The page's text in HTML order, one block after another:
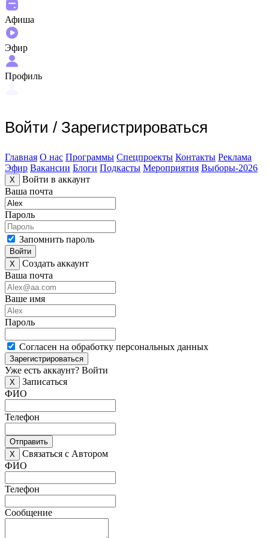
Афиша
Эфир
Профиль
Войти / Зарегистрироваться
Главная О нас Программы Спецпроекты Контакты Реклама
Эфир Вакансии Блоги Подкасты Мероприятия Выборы-2026
X
Войти в аккаунт
Ваша почта
Пароль
Запомнить пароль
Войти
X
Создать аккаунт
Ваша почта
Ваше имя
Пароль
Согласен на обработку персональных данных
Зарегистрироваться
Уже есть аккаунт? Войти
X
Записаться
ФИО
Телефон
Отправить
X
Связаться с Автором
ФИО
Телефон
Сообщение